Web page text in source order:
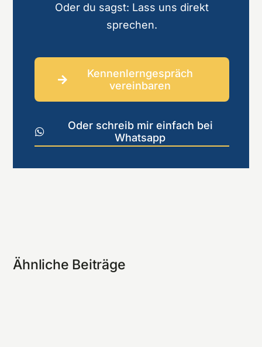
Oder du sagst: Lass uns direkt
sprechen.
Kennenlerngespräch
vereinbaren
Oder schreib mir einfach bei
Whatsapp
Ähnliche Beiträge